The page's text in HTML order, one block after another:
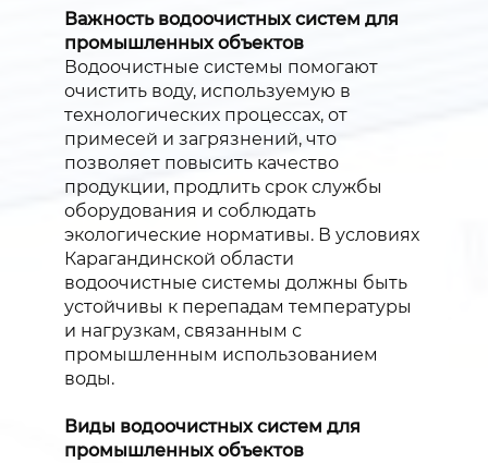
Важность водоочистных систем для
промышленных объектов
Водоочистные системы помогают
очистить воду, используемую в
технологических процессах, от
примесей и загрязнений, что
позволяет повысить качество
продукции, продлить срок службы
оборудования и соблюдать
экологические нормативы. В условиях
Карагандинской области
водоочистные системы должны быть
устойчивы к перепадам температуры
и нагрузкам, связанным с
промышленным использованием
воды.
Виды водоочистных систем для
промышленных объектов